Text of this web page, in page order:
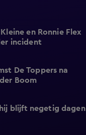
en Ronnie Flex
incident
De Toppers na
Boom
blijft negetig dagen